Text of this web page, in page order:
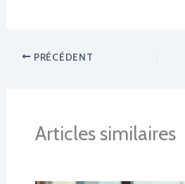
PRÉCÉDENT
Articles similaires